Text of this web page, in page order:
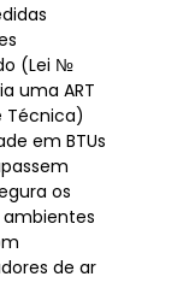
(Lei №
uma ART
Técnica)
em BTUs
os
de ar